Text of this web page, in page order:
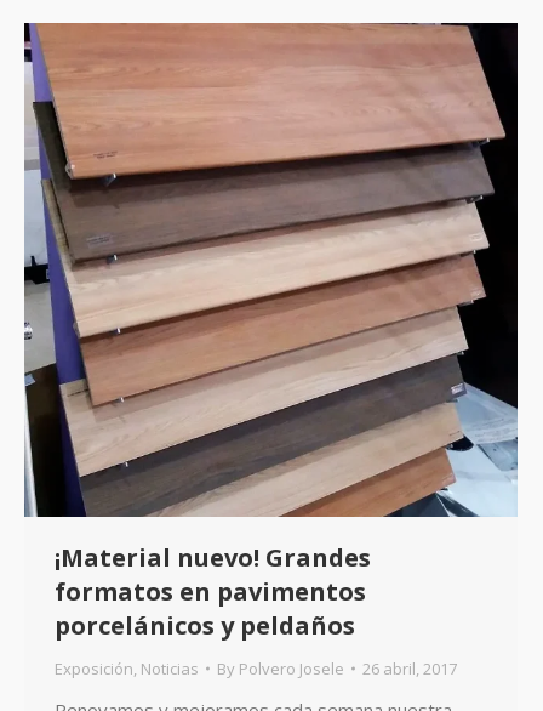
¡Material nuevo! Grandes
formatos en pavimentos
porcelánicos y peldaños
Exposición, Noticias By Polvero Josele 26 abril, 2017